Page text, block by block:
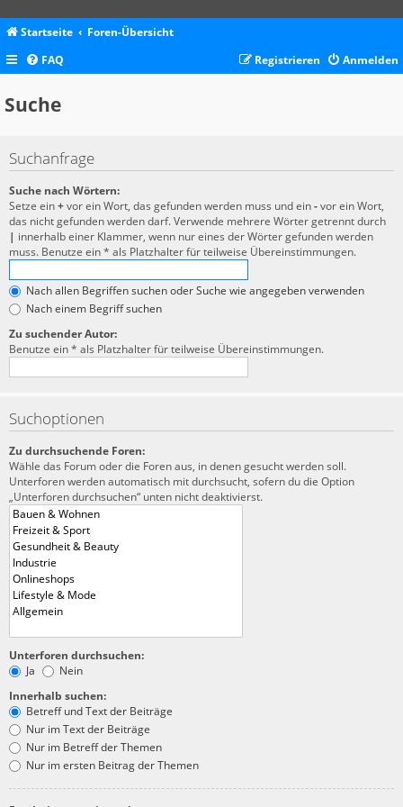
Startseite
Foren-Übersicht
FAQ
Anmelden
Registrieren
Suche
Suchanfrage
Suche nach Wörtern:
Setze ein+vor ein Wort, das gefunden werden muss und ein-vor ein Wort,
das nicht gefunden werden darf. Verwende mehrere Wörter getrennt durch
| innerhalb einer Klammer, wenn nur eines der Wörter gefunden werden
muss. Benutze ein * als Platzhalter für teilweise Übereinstimmungen.
Nach allen Begriffen suchen oder Suche wie angegeben verwenden
Nach einem Begriff suchen
Zu suchender Autor:
Benutze ein * als Platzhalter für teilweise Übereinstimmungen.
Suchoptionen
Zu durchsuchende Foren:
Wähle das Forum oder die Foren aus, in denen gesucht werden soll.
Unterforen werden automatisch mit durchsucht, sofern du die Option
„Unterforen durchsuchen“ unten nicht deaktivierst.
Unterforen durchsuchen:
Ja
Nein
Innerhalb suchen:
Betreff und Text der Beiträge
Nur im Text der Beiträge
Nur im Betreff der Themen
Nur im ersten Beitrag der Themen